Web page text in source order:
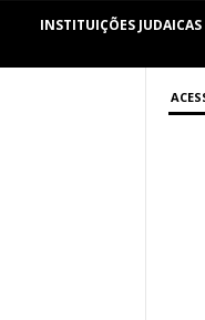
INSTITUIÇÕES JUDAICAS